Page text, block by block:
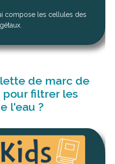
compose les cellules des
de marc de
pour filtrer les
l'eau ?